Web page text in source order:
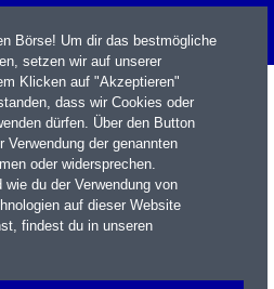
Börse! Um dir das bestmögliche
setzen wir auf unserer
Klicken auf "Akzeptieren"
dass wir Cookies oder
dürfen. Über den Button
der genannten
oder widersprechen.
du der Verwendung von
auf dieser Website
findest du in unseren